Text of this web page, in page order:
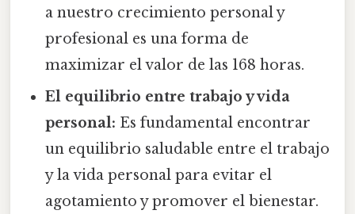
a nuestro crecimiento personal y
profesional es una forma de
maximizar el valor de las 168 horas.
El equilibrio entre trabajo y vida
personal: Es fundamental encontrar
un equilibrio saludable entre el trabajo
y la vida personal para evitar el
agotamiento y promover el bienestar.